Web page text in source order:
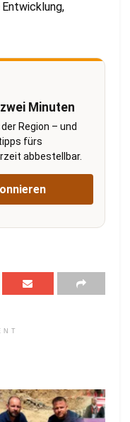
Minuten
Region – und
fürs
abbestellbar.